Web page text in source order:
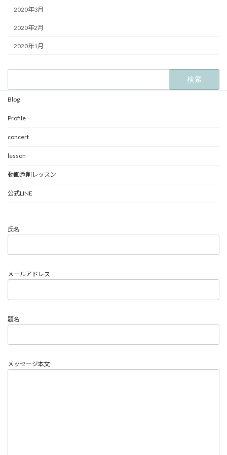
2020年3月
2020年2月
2020年1月
Blog
Profile
concert
lesson
動画添削レッスン
公式LINE
氏名
メールアドレス
題名
メッセージ本文